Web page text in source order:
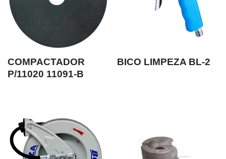
COMPACTADOR
P/11020 11091-B
BICO LIMPEZA BL-2